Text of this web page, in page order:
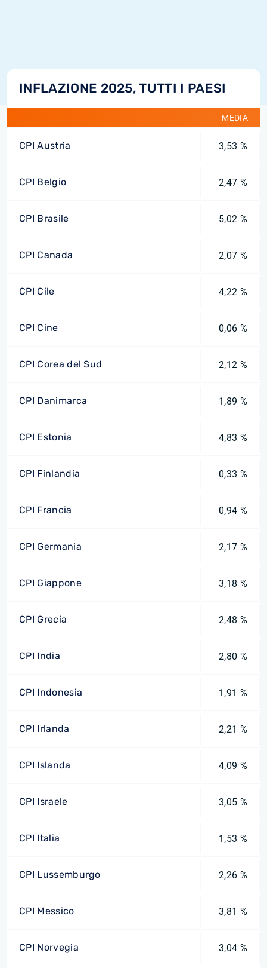
INFLAZIONE 2025, TUTTI I PAESI
MEDIA
CPI Austria 3,53 %
CPI Belgio 2,47 %
CPI Brasile 5,02 %
CPI Canada 2,07 %
CPI Cile 4,22 %
CPI Cine 0,06 %
CPI Corea del Sud 2,12 %
CPI Danimarca 1,89 %
CPI Estonia 4,83 %
CPI Finlandia 0,33 %
CPI Francia 0,94 %
CPI Germania 2,17 %
CPI Giappone 3,18 %
CPI Grecia 2,48 %
CPI India 2,80 %
CPI Indonesia 1,91 %
CPI Irlanda 2,21 %
CPI Islanda 4,09 %
CPI Israele 3,05 %
CPI Italia 1,53 %
CPI Lussemburgo 2,26 %
CPI Messico 3,81 %
CPI Norvegia 3,04 %